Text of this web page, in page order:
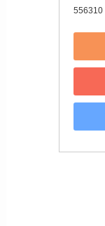
556310